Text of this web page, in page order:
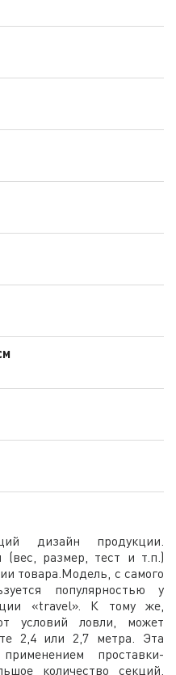
дизайн продукции.
(вес, размер, тест и т.п.)
товара.Модель, с самого
популярностью у
«travel». К тому же,
условий ловли, может
2,4 или 2,7 метра. Эта
проставки-
количество секций,